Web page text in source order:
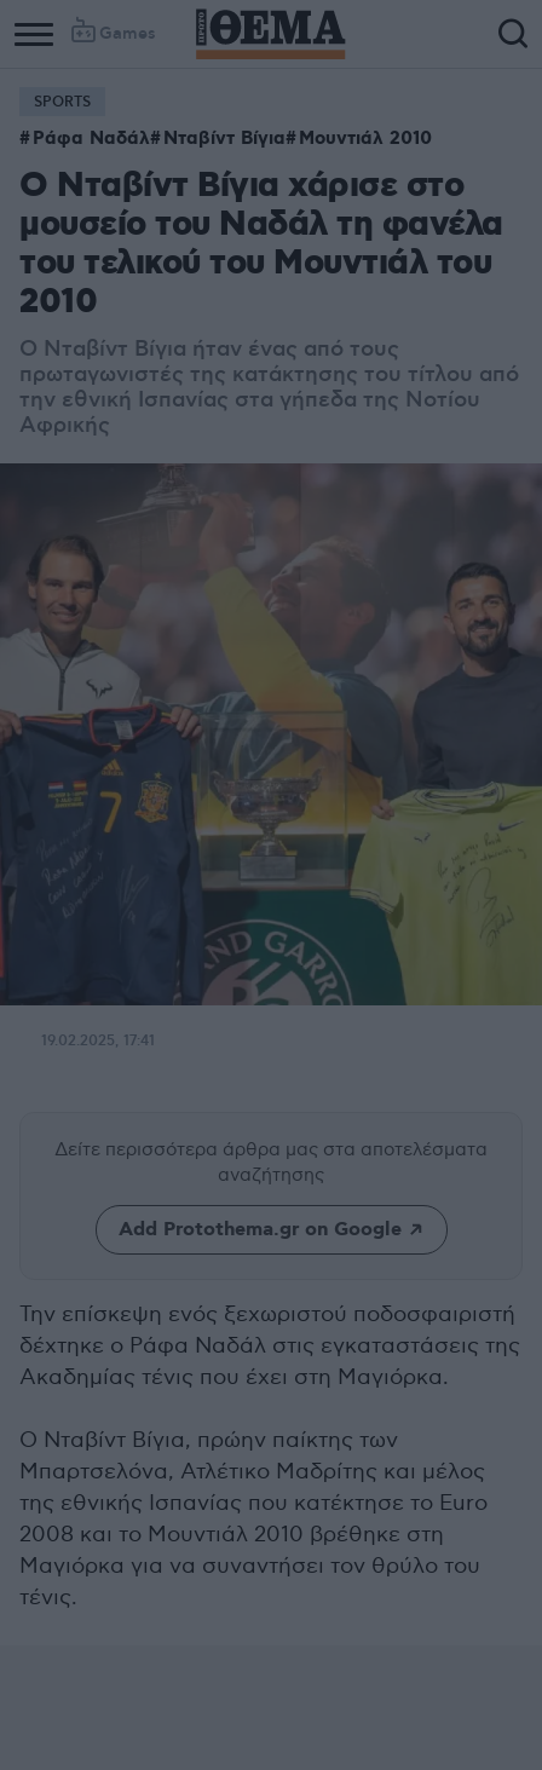
Games
SPORTS
Ράφα Ναδάλ Νταβίντ Βίγια Μουντιάλ 2010
O Νταβίντ Βίγια χάρισε στο
μουσείο του Ναδάλ τη φανέλα
του τελικού του Μουντιάλ του
2010
Ο Νταβίντ Βίγια ήταν ένας από τους
πρωταγωνιστές της κατάκτησης του τίτλου από
την εθνική Ισπανίας στα γήπεδα της Νοτίου
Αφρικής
19.02.2025, 17:41
Δείτε περισσότερα άρθρα μας στα αποτελέσματα
αναζήτησης
Add Protothema.gr on Google
Την επίσκεψη ενός ξεχωριστού ποδοσφαιριστή
δέχτηκε ο Ράφα Ναδάλ στις εγκαταστάσεις της
Ακαδημίας τένις που έχει στη Μαγιόρκα.
Ο Νταβίντ Βίγια, πρώην παίκτης των
Μπαρτσελόνα, Ατλέτικο Μαδρίτης και μέλος
της εθνικής Ισπανίας που κατέκτησε το Euro
2008 και το Μουντιάλ 2010 βρέθηκε στη
Μαγιόρκα για να συναντήσει τον θρύλο του
τένις.